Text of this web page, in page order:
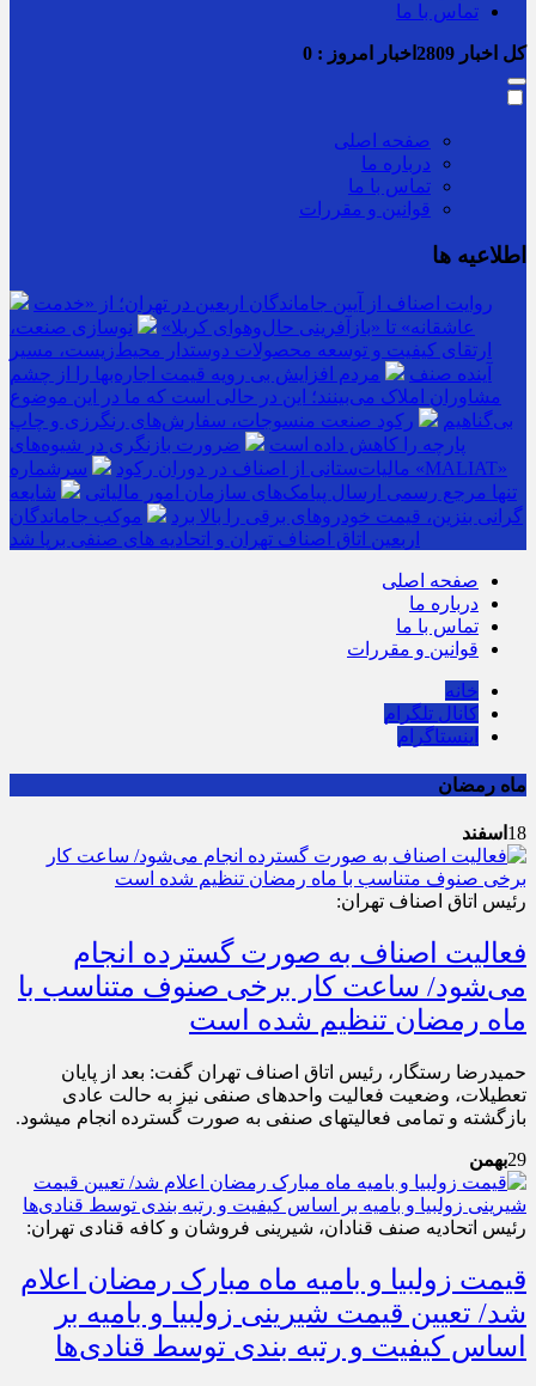
تماس با ما
کل اخبار اخبار امروز : 0
صفحه اصلی
درباره ما
تماس با ما
قوانین و مقررات
اطلاعیه ها
روایت اصناف از آیین جاماندگان اربعین در تهران؛ از «خدمت
عاشقانه» تا «بازآفرینی حال‌وهوای کربلا»
نوسازی صنعت،
ارتقای کیفیت و توسعه محصولات دوستدار محیط‌زیست، مسیر
آینده صنف
مردم افزایش بی رویه قیمت اجاره‌بها را از چشم
مشاوران املاک می‌بینند؛ این در حالی است که ما در این موضوع
بی‌گناهیم
رکود صنعت منسوجات، سفارش‌های رنگرزی و چاپ
پارچه را کاهش داده است
ضرورت بازنگری در شیوه‌های
مالیات‌ستانی از اصناف در دوران رکود
سرشماره «MALIAT»
تنها مرجع رسمی ارسال پیامک‌های سازمان امور مالیاتی
شایعه
گرانی بنزین، قیمت خودروهای برقی را بالا برد
موکب جاماندگان
اربعین اتاق اصناف تهران و اتحادیه های صنفی برپا شد
صفحه اصلی
درباره ما
تماس با ما
قوانین و مقررات
خانه
کانال تلگرام
اینستاگرام
ماه رمضان
18 اسفند
رئیس اتاق اصناف تهران:
فعالیت اصناف به صورت گسترده انجام
می‌شود/ ساعت کار برخی صنوف متناسب با
ماه رمضان تنظیم شده است
حمیدرضا رستگار، رئیس اتاق اصناف تهران گفت: بعد از پایان
تعطیلات، وضعیت فعالیت واحد‌های صنفی نیز به حالت عادی
بازگشته و تمامی فعالیت‎های صنفی به صورت گسترده انجام می‎شود.
29بهمن
رئیس اتحادیه صنف قنادان، شیرینی فروشان و کافه قنادی تهران:
قیمت زولبیا و بامیه ماه مبارک رمضان اعلام
شد/ تعیین قیمت شیرینی زولبیا و بامیه بر
اساس کیفیت و رتبه‌ بندی توسط قنادی‌‎ها